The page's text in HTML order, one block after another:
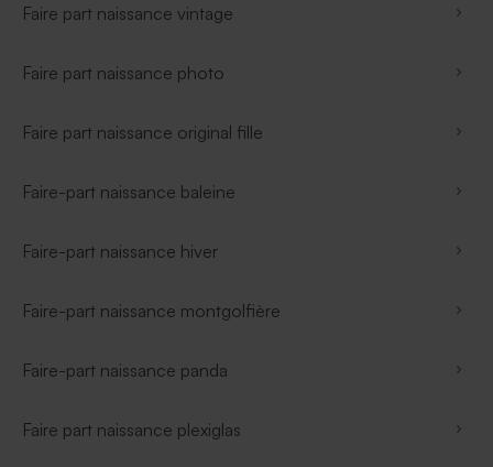
Faire part naissance vintage
Faire part naissance photo
Faire part naissance original fille
Faire-part naissance baleine
Faire-part naissance hiver
Faire-part naissance montgolfière
Faire-part naissance panda
Faire part naissance plexiglas